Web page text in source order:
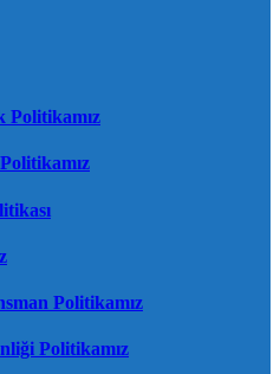
Politikamız
Politikamız
Politikamız